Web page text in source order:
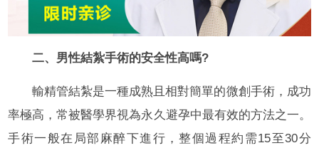
二、男性結紮手術的安全性高嗎?
輸精管結紮是一種成熟且相對簡單的微創手術，成功
率極高，常被醫學界視為永久避孕中最有效的方法之一。
手術一般在局部麻醉下進行，整個過程約需15至30分